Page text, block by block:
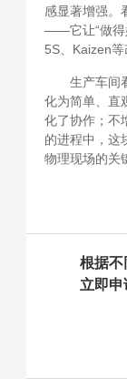
感显著增强。
——它让“做得
5S、Kaizen等
生产车间
化为简单、直
化了协作；不
的进程中，这
物理现场的关
根据不
立即申